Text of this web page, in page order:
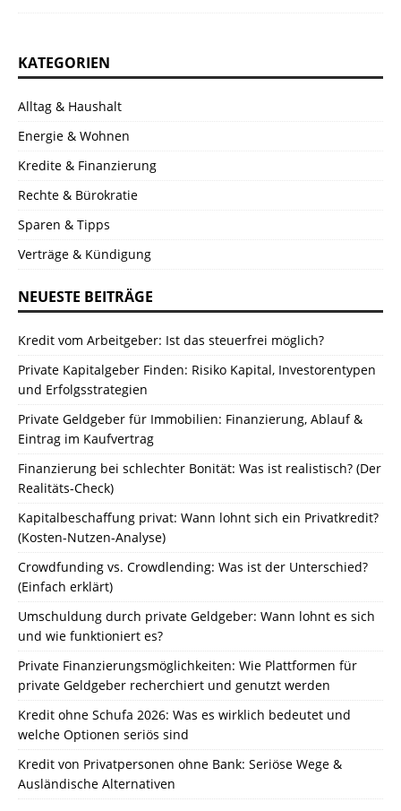
KATEGORIEN
Alltag & Haushalt
Energie & Wohnen
Kredite & Finanzierung
Rechte & Bürokratie
Sparen & Tipps
Verträge & Kündigung
NEUESTE BEITRÄGE
Kredit vom Arbeitgeber: Ist das steuerfrei möglich?
Private Kapitalgeber Finden: Risiko Kapital, Investorentypen
und Erfolgsstrategien
Private Geldgeber für Immobilien: Finanzierung, Ablauf &
Eintrag im Kaufvertrag
Finanzierung bei schlechter Bonität: Was ist realistisch? (Der
Realitäts-Check)
Kapitalbeschaffung privat: Wann lohnt sich ein Privatkredit?
(Kosten-Nutzen-Analyse)
Crowdfunding vs. Crowdlending: Was ist der Unterschied?
(Einfach erklärt)
Umschuldung durch private Geldgeber: Wann lohnt es sich
und wie funktioniert es?
Private Finanzierungsmöglichkeiten: Wie Plattformen für
private Geldgeber recherchiert und genutzt werden
Kredit ohne Schufa 2026: Was es wirklich bedeutet und
welche Optionen seriös sind
Kredit von Privatpersonen ohne Bank: Seriöse Wege &
Ausländische Alternativen